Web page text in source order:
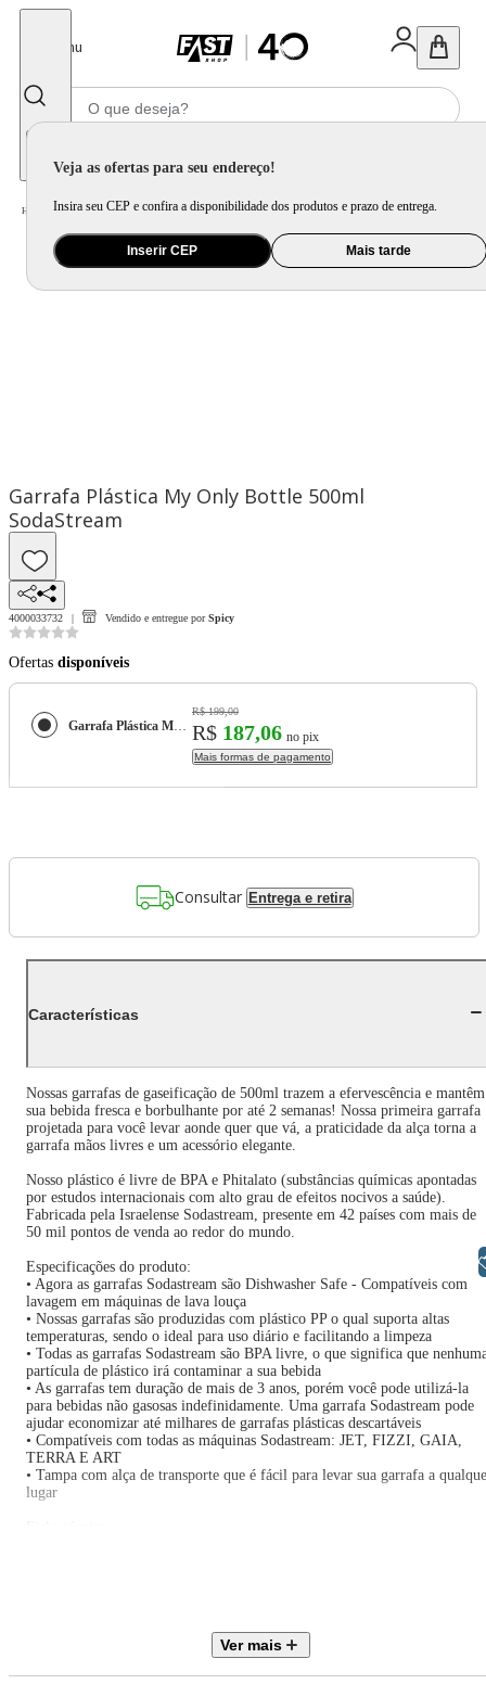
Menu
Veja as ofertas para seu endereço!
Insira seu CEP e confira a disponibilidade dos produtos e prazo de entrega.
Inserir CEP Mais tarde
Home Utilidade Doméstica Mesa / Servir
Garrafa Plástica My Only Bottle 500ml
SodaStream
4000033732 Vendido e entregue por Spicy
Ofertas disponíveis
Garrafa Plástica My Only Bottle 500ml SodaStream
R$ 199,00
R$ 187,06 no pix
Mais formas de pagamento
Consultar Entrega e retira
Características
Nossas garrafas de gaseificação de 500ml trazem a efervescência e mantêm
sua bebida fresca e borbulhante por até 2 semanas! Nossa primeira garrafa
projetada para você levar aonde quer que vá, a praticidade da alça torna a
garrafa mãos livres e um acessório elegante.
Nosso plástico é livre de BPA e Phitalato (substâncias químicas apontadas
por estudos internacionais com alto grau de efeitos nocivos a saúde).
Fabricada pela Israelense Sodastream, presente em 42 países com mais de
50 mil pontos de venda ao redor do mundo.
Especificações do produto:
• Agora as garrafas Sodastream são Dishwasher Safe - Compatíveis com
lavagem em máquinas de lava louça
• Nossas garrafas são produzidas com plástico PP o qual suporta altas
temperaturas, sendo o ideal para uso diário e facilitando a limpeza
• Todas as garrafas Sodastream são BPA livre, o que significa que
partícula de plástico irá contaminar a sua bebida
• As garrafas tem duração de mais de 3 anos, porém você pode utilizá-la
para bebidas não gasosas indefinidamente. Uma garrafa Sodastream pode
ajudar economizar até milhares de garrafas plásticas descartáveis
• Compatíveis com todas as máquinas Sodastream: JET, FIZZI, GAIA,
TERRA E ART
• Tampa com alça de transporte que é fácil para levar sua garrafa a
lugar
• Cor: Cristal com Tampa preta
Ver mais